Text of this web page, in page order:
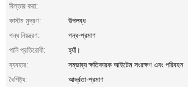
বিস্তার করা:
কাস্টম মুদ্রণ:
উপলব্ধ
গন্ধ নিয়ন্ত্রণ:
গন্ধ-প্রমাণ
পানি প্রতিরোধী:
হ্যাঁ।
ব্যবহার:
সম্ভাব্য ক্ষতিকারক আইটেম সংরক্ষণ এবং পরিবহন
বৈশিষ্ট্য:
আর্দ্রতা-প্রমাণ